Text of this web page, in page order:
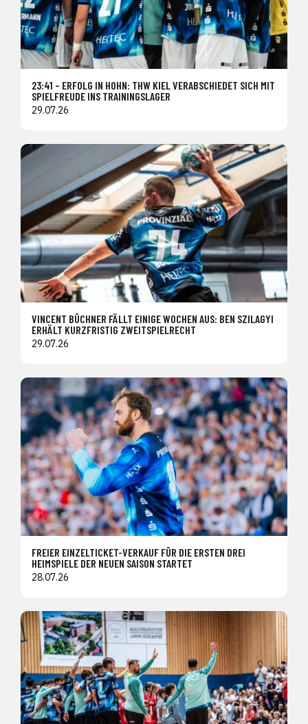
23:41 – ERFOLG IN HOHN: THW KIEL VERABSCHIEDET SICH MIT
SPIELFREUDE INS TRAININGSLAGER
29.07.26
VINCENT BÜCHNER FÄLLT EINIGE WOCHEN AUS: BEN SZILAGYI
ERHÄLT KURZFRISTIG ZWEITSPIELRECHT
29.07.26
FREIER EINZELTICKET-VERKAUF FÜR DIE ERSTEN DREI
HEIMSPIELE DER NEUEN SAISON STARTET
28.07.26